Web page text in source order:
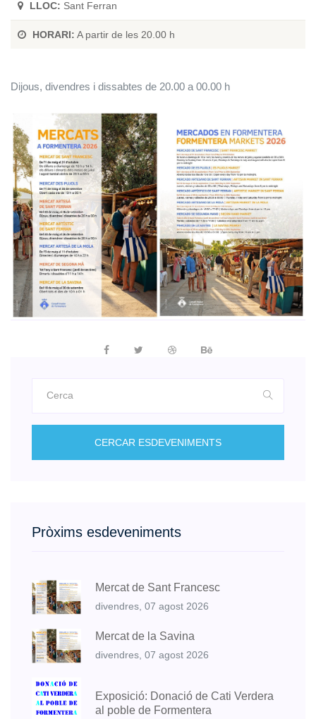
LLOC: Sant Ferran
HORARI: A partir de les 20.00 h
Dijous, divendres i dissabtes de 20.00 a 00.00 h
CERCAR ESDEVENIMENTS
Pròxims esdeveniments
Mercat de Sant Francesc
divendres, 07 agost 2026
Mercat de la Savina
divendres, 07 agost 2026
Exposició: Donació de Cati Verdera
al poble de Formentera